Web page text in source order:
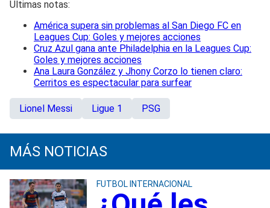
Últimas notas:
América supera sin problemas al San Diego FC en
Leagues Cup: Goles y mejores acciones
Cruz Azul gana ante Philadelphia en la Leagues Cup:
Goles y mejores acciones
Ana Laura González y Jhony Corzo lo tienen claro:
Cerritos es espectacular para surfear
Lionel Messi Ligue 1 PSG
MÁS NOTICIAS
FUTBOL INTERNACIONAL